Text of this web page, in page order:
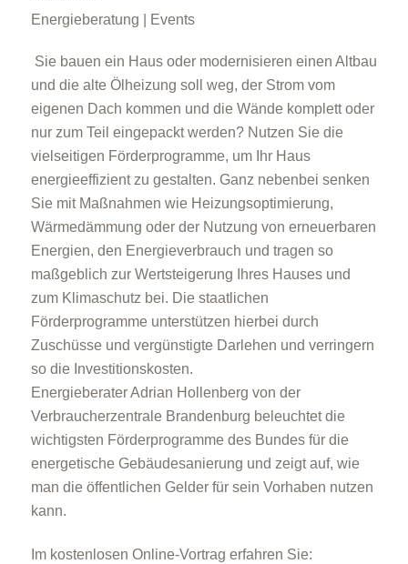
Energieberatung | Events
Sie bauen ein Haus oder modernisieren einen Altbau
und die alte Ölheizung soll weg, der Strom vom
eigenen Dach kommen und die Wände komplett oder
nur zum Teil eingepackt werden? Nutzen Sie die
vielseitigen Förderprogramme, um Ihr Haus
energieeffizient zu gestalten. Ganz nebenbei senken
Sie mit Maßnahmen wie Heizungsoptimierung,
Wärmedämmung oder der Nutzung von erneuerbaren
Energien, den Energieverbrauch und tragen so
maßgeblich zur Wertsteigerung Ihres Hauses und
zum Klimaschutz bei. Die staatlichen
Förderprogramme unterstützen hierbei durch
Zuschüsse und vergünstigte Darlehen und verringern
so die Investitionskosten.
Energieberater Adrian Hollenberg von der
Verbraucherzentrale Brandenburg beleuchtet die
wichtigsten Förderprogramme des Bundes für die
energetische Gebäudesanierung und zeigt auf, wie
man die öffentlichen Gelder für sein Vorhaben nutzen
kann.
Im kostenlosen Online-Vortrag erfahren Sie: